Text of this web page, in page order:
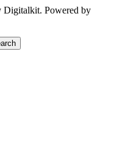
Digitalkit. Powered by